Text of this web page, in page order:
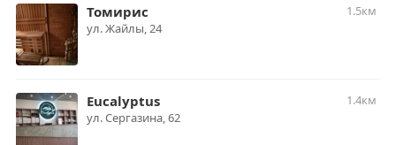
Томирис
1.5км
​ул. Жайлы, 24
Eucalyptus
1.4км
​ул. Сергазина, 62